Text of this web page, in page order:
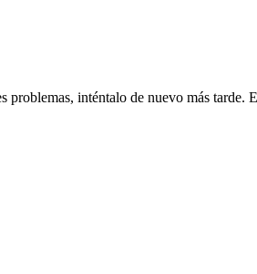
problemas, inténtalo de nuevo más